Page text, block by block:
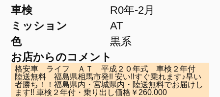
車検
R0年-2月
ミッション
AT
色
黒系
お店からのコメント
格安車 ライフ ＡＴ 平成２０年式 車検２年付
陸送無料 福島県相馬市発!! 安い‼すぐ乗れます♪早い
者勝ち！！福島県内・宮城県内・陸送無料でお届けし
ます‼ 車検２年付・乗り出し価格￥260.000